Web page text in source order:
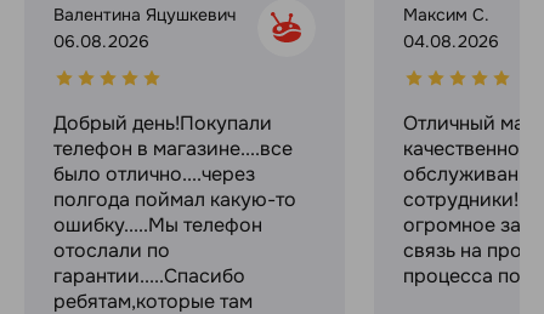
Валентина Яцушкевич
06.08.2026
Добрый день!Покупали
телефон в магазине....все
было отлично....через
полгода поймал какую-то
ошибку.....Мы телефон
отослали по
гарантии.....Спасибо
ребятам,которые там
Максим С.
04.08.2026
Отличный
качественное
сотрудники!
огромное за
связь на
процесса